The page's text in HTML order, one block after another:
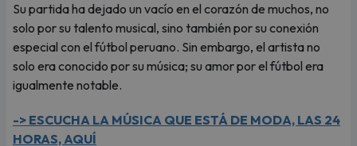
Su partida ha dejado un vacío en el corazón de muchos, no
solo por su talento musical, sino también por su conexión
especial con el fútbol peruano. Sin embargo, el artista no
solo era conocido por su música; su amor por el fútbol era
igualmente notable.
-> ESCUCHA LA MÚSICA QUE ESTÁ DE MODA, LAS 24
HORAS, AQUÍ